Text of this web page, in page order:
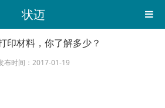
状迈
印材料，你了解多少？
布时间：2017-01-19